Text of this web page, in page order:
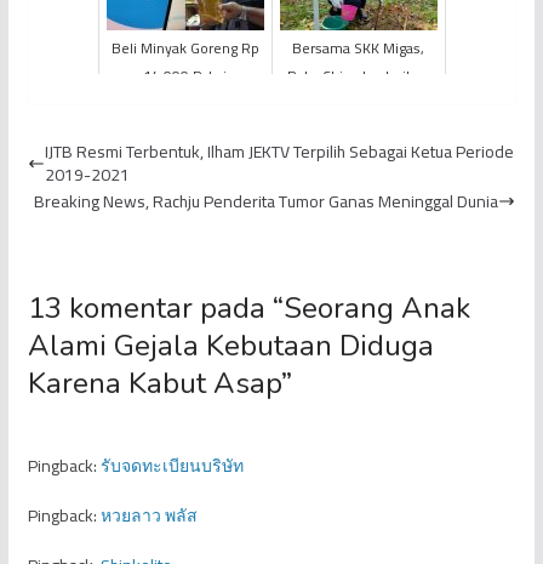
Beli Minyak Goreng Rp
14.000 Pakai
Bersama SKK Migas,
PetroChina Lestarikan
Pohon I...
IJTB Resmi Terbentuk, Ilham JEKTV Terpilih Sebagai Ketua Periode
2019-2021
Breaking News, Rachju Penderita Tumor Ganas Meninggal Dunia
13 komentar pada “Seorang Anak
Alami Gejala Kebutaan Diduga
Karena Kabut Asap”
Pingback:รับจดทะเบียนบริษัท
Pingback:หวยลาว พลัส